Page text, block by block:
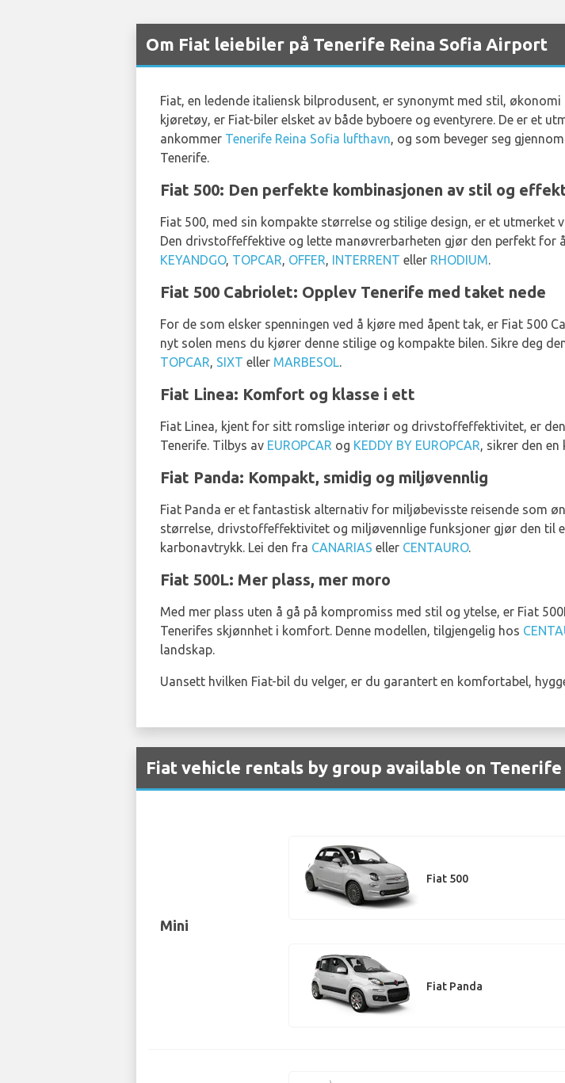
Om Fiat leiebiler på Tenerife Reina Sofia Airport
Fiat, en ledende italiensk bilprodusent, er synonymt med stil,
kjøretøy, er Fiat-biler elsket av både byboere og eventyrere. De er et
ankommer Tenerife Reina Sofia lufthavn, og som beveger seg
Tenerife.
Fiat 500: Den perfekte kombinasjonen av stil og
Fiat 500, med sin kompakte størrelse og stilige design, er et
Den drivstoffeffektive og lette manøvrerbarheten gjør den perfekt for
KEYANDGO, TOPCAR, OFFER, INTERRENT eller RHODIUM.
Fiat 500 Cabriolet: Opplev Tenerife med taket nede
For de som elsker spenningen ved å kjøre med åpent tak, er Fiat 500
nyt solen mens du kjører denne stilige og kompakte bilen. Sikre deg
TOPCAR, SIXT eller MARBESOL.
Fiat Linea: Komfort og klasse i ett
Fiat Linea, kjent for sitt romslige interiør og drivstoffeffektivitet, er
Tenerife. Tilbys av EUROPCAR og KEDDY BY EUROPCAR, sikrer den
Fiat Panda: Kompakt, smidig og miljøvennlig
Fiat Panda er et fantastisk alternativ for miljøbevisste reisende som
størrelse, drivstoffeffektivitet og miljøvennlige funksjoner gjør den til
karbonavtrykk. Lei den fra CANARIAS eller CENTAURO.
Fiat 500L: Mer plass, mer moro
Med mer plass uten å gå på kompromiss med stil og ytelse, er Fiat
Tenerifes skjønnhet i komfort. Denne modellen, tilgjengelig hos
landskap.
Uansett hvilken Fiat-bil du velger, er du garantert en komfortabel,
Fiat vehicle rentals by group available on
Mini
Fiat 500
Fiat Panda